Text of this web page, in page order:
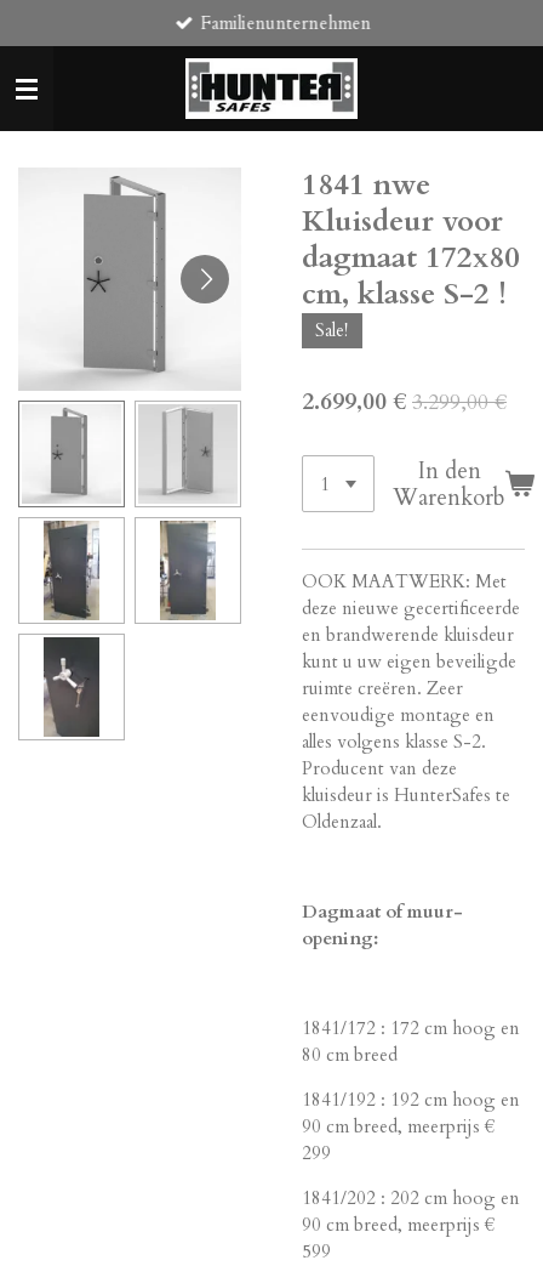
Hauptinhalt
springen
Familienunternehmen
1841 nwe
Kluisdeur voor
dagmaat 172x80
cm, klasse S-2 !
Sale!
2.699,00 € 3.299,00 €
In den
Warenkorb
OOK MAATWERK: Met
deze nieuwe gecertificeerde
en brandwerende kluisdeur
kunt u uw eigen beveiligde
ruimte creëren. Zeer
eenvoudige montage en
alles volgens klasse S-2.
Producent van deze
kluisdeur is HunterSafes te
Oldenzaal.
Dagmaat of muur-
opening:
1841/172 : 172 cm hoog en
80 cm breed
1841/192 : 192 cm hoog en
90 cm breed, meerprijs €
299
1841/202 : 202 cm hoog en
90 cm breed, meerprijs €
599